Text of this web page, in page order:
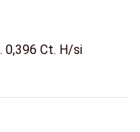
0,396 Ct. H/si